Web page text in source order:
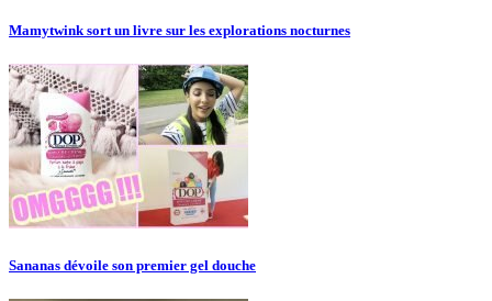
Mamytwink sort un livre sur les explorations nocturnes
Sananas dévoile son premier gel douche